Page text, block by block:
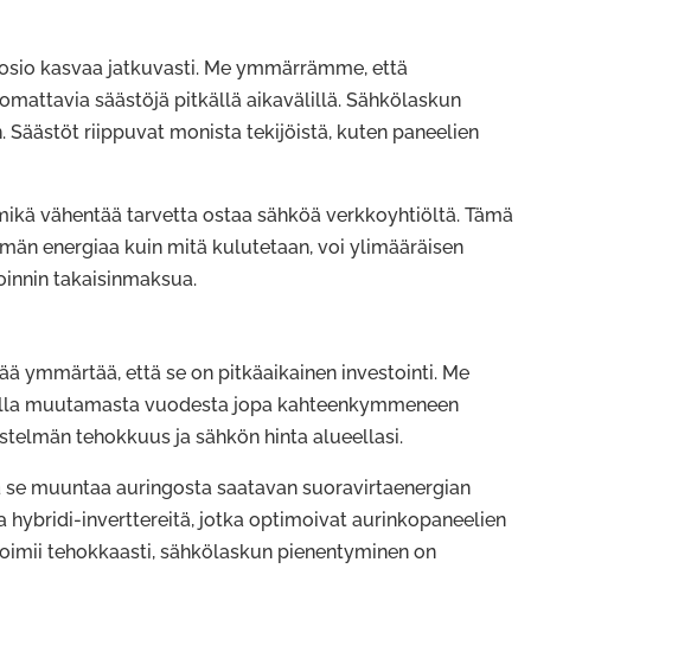
kasvaa jatkuvasti. Me ymmärrämme, että
säästöjä pitkällä aikavälillä. Sähkölaskun
riippuvat monista tekijöistä, kuten paneelien
vähentää tarvetta ostaa sähköä verkkoyhtiöltä. Tämä
energiaa kuin mitä kulutetaan, voi ylimääräisen
takaisinmaksua.
ymmärtää, että se on pitkäaikainen investointi. Me
muutamasta vuodesta jopa kahteenkymmeneen
tehokkuus ja sähkön hinta alueellasi.
muuntaa auringosta saatavan suoravirtaenergian
inverttereitä, jotka optimoivat aurinkopaneelien
tehokkaasti, sähkölaskun pienentyminen on